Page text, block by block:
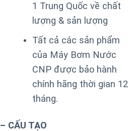
1 Trung Quốc về chất
lượng & sản lượng
Tất cả các sản phẩm
của Máy Bơm Nước
CNP được bảo hành
chính hãng thời gian 12
tháng.
– CẤU TẠO